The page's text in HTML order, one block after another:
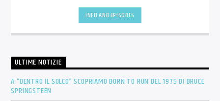
INFO AND EPISODES
ULTIME NOTIZIE
A “DENTRO IL SOLCO” SCOPRIAMO BORN TO RUN DEL 1975 DI BRUCE
SPRINGSTEEN